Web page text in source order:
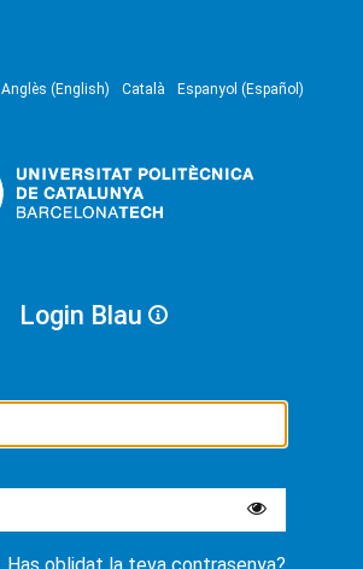
Anglès (English) Català Espanyol (Español)
Login Blau